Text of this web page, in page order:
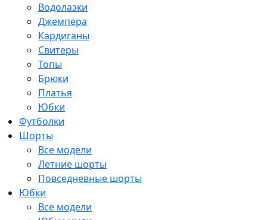
Водолазки
Джемпера
Кардиганы
Свитеры
Топы
Брюки
Платья
Юбки
Футболки
Шорты
Все модели
Летние шорты
Повседневные шорты
Юбки
Все модели